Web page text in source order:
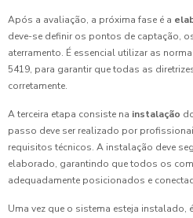
Após a avaliação, a próxima fase é a
deve-se definir os pontos de captação,
aterramento. É essencial utilizar as
5419, para garantir que todas as
corretamente.
A terceira etapa consiste na instalação
passo deve ser realizado por
requisitos técnicos. A instalação deve
elaborado, garantindo que todos os
adequadamente posicionados e
Uma vez que o sistema esteja instalado,